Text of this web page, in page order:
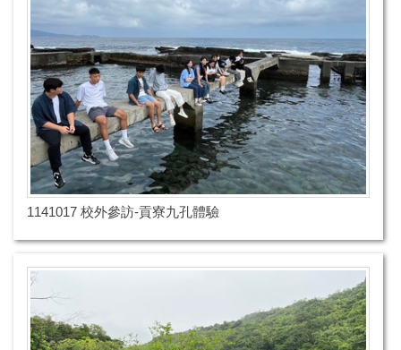
1141017 校外參訪-貢寮九孔體驗